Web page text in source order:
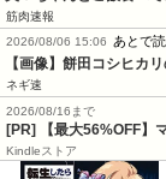
筋肉速報
2026/08/06 15:06
あとで
【画像】餅田コシヒカ
ネギ速
2026/08/16まで
[PR] 【最大56%OFF】
Kindleストア